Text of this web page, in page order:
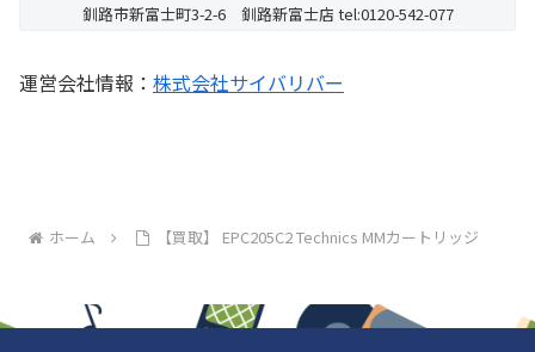
釧路市新富士町3-2-6 釧路新富士店 tel:0120-542-077
運営会社情報： 株式会社サイバリバー
ホーム 【買取】 EPC205C2 Technics MMカートリッジ